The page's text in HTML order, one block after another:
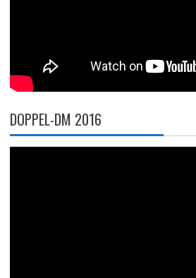
DOPPEL-DM 2016